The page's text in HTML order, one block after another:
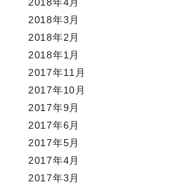
2018年3月
2018年2月
2018年1月
2017年11月
2017年10月
2017年9月
2017年6月
2017年5月
2017年4月
2017年3月